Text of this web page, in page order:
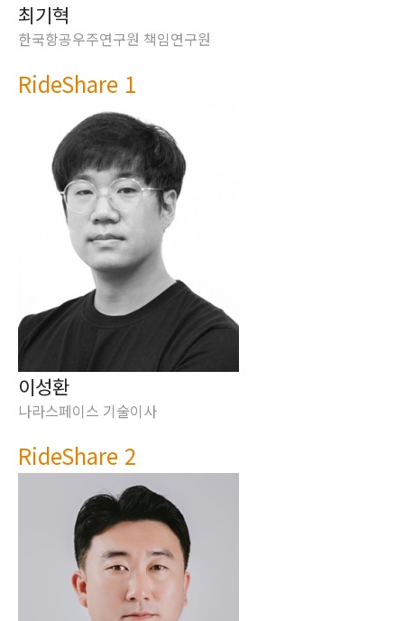
최기혁
한국항공우주연구원 책임연구원
RideShare 1
이성환
나라스페이스 기술이사
RideShare 2